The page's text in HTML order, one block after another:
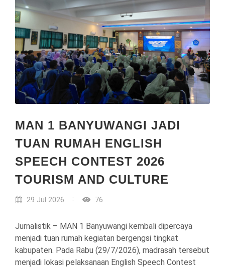
MAN 1 BANYUWANGI JADI
TUAN RUMAH ENGLISH
SPEECH CONTEST 2026
TOURISM AND CULTURE
29 Jul 2026 76
Jurnalistik – MAN 1 Banyuwangi kembali dipercaya
menjadi tuan rumah kegiatan bergengsi tingkat
kabupaten. Pada Rabu (29/7/2026), madrasah tersebut
menjadi lokasi pelaksanaan English Speech Contest